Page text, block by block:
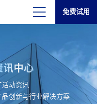
免费试用
讯中心
动资讯
创新与行业解决方案